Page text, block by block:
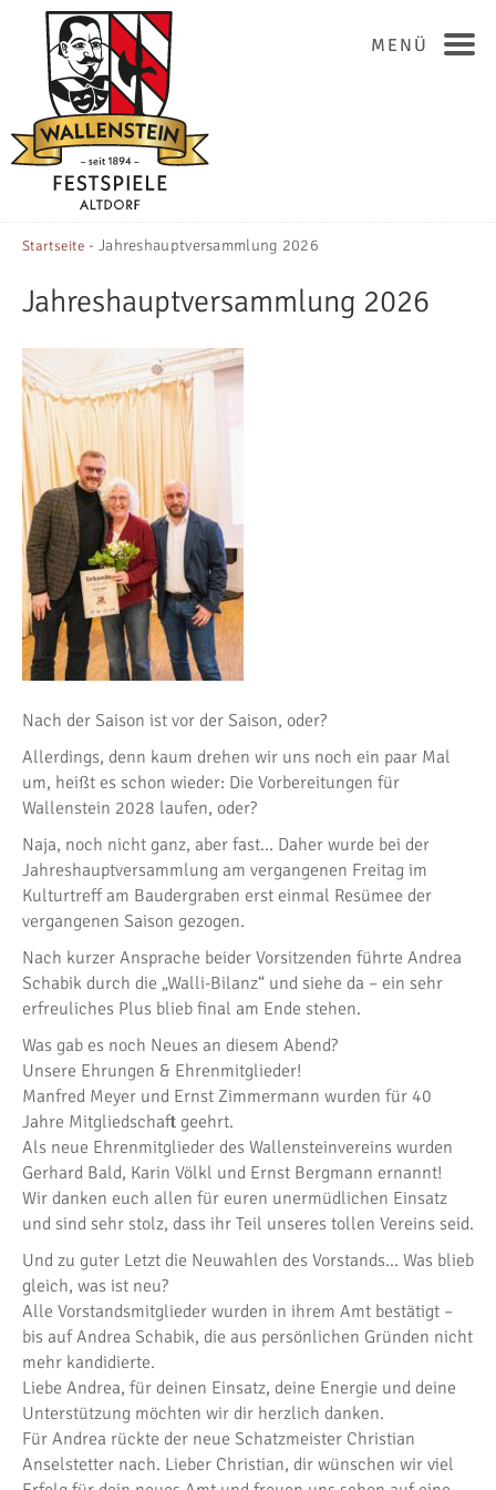
Startseite - Jahreshauptversammlung 2026
Jahreshauptversammlung 2026
Nach der Saison ist vor der Saison, oder?
Allerdings, denn kaum drehen wir uns noch ein paar Mal
um, heißt es schon wieder: Die Vorbereitungen für
Wallenstein 2028 laufen, oder?
Naja, noch nicht ganz, aber fast… Daher wurde bei der
Jahreshauptversammlung am vergangenen Freitag im
Kulturtreff am Baudergraben erst einmal Resümee der
vergangenen Saison gezogen.
Nach kurzer Ansprache beider Vorsitzenden führte Andrea
Schabik durch die „Walli-Bilanz“ und siehe da – ein sehr
erfreuliches Plus blieb final am Ende stehen.
Was gab es noch Neues an diesem Abend?
Unsere Ehrungen & Ehrenmitglieder!
Manfred Meyer und Ernst Zimmermann wurden für 40
Jahre Mitgliedschaft geehrt.
Als neue Ehrenmitglieder des Wallensteinvereins wurden
Gerhard Bald, Karin Völkl und Ernst Bergmann ernannt!
Wir danken euch allen für euren unermüdlichen Einsatz
und sind sehr stolz, dass ihr Teil unseres tollen Vereins seid.
Und zu guter Letzt die Neuwahlen des Vorstands… Was blieb
gleich, was ist neu?
Alle Vorstandsmitglieder wurden in ihrem Amt bestätigt –
bis auf Andrea Schabik, die aus persönlichen Gründen nicht
mehr kandidierte.
Liebe Andrea, für deinen Einsatz, deine Energie und deine
Unterstützung möchten wir dir herzlich danken.
Für Andrea rückte der neue Schatzmeister Christian
Anselstetter nach. Lieber Christian, dir wünschen wir viel
MENÜ